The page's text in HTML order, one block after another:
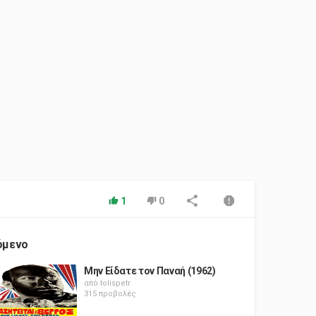
1 0
Μην Είδατε τον Παναή (1962)
από tolispetr
315 προβολές